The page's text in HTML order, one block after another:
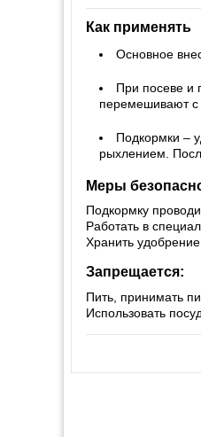
Как применять
Основное
При посеве и
перемешивают с
Подкормки –
рыхлением.
Меры
Подкормку
Работать в
Хранить
Запрещается:
Пить, принимать
Использовать